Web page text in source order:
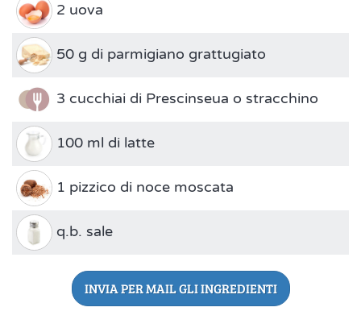
2 uova
50 g di parmigiano grattugiato
3 cucchiai di Prescinseua o stracchino
100 ml di latte
1 pizzico di noce moscata
q.b. sale
INVIA PER MAIL GLI INGREDIENTI